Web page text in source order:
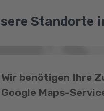
Standorte
Wir benötigen Ihre
Google Maps-